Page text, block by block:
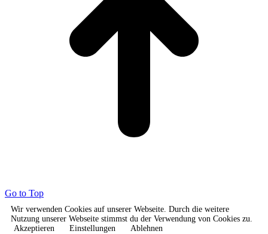
Go to Top
Wir verwenden Cookies auf unserer Webseite. Durch die weitere
Nutzung unserer Webseite stimmst du der Verwendung von Cookies zu.
Akzeptieren
Einstellungen Ablehnen